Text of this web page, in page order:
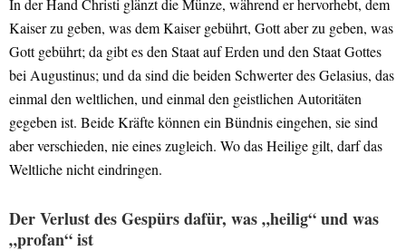
Kaiser zu geben, was dem Kaiser gebührt, Gott aber zu geben, was
Gott gebührt; da gibt es den Staat auf Erden und den Staat Gottes
bei Augustinus; und da sind die beiden Schwerter des Gelasius, das
einmal den weltlichen, und einmal den geistlichen Autoritäten
gegeben ist. Beide Kräfte können ein Bündnis eingehen, sie sind
aber verschieden, nie eines zugleich. Wo das Heilige gilt, darf das
Weltliche nicht eindringen.
Der Verlust des Gespürs dafür, was „heilig“ und was
„profan“ ist